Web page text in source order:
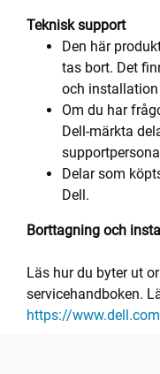
Teknisk support
Den här
tas bort. Det
och
Om du har
Dell-märkta
Delar som
Dell.
Borttagning och
Läs hur du byter ut
servicehandboken.
https://